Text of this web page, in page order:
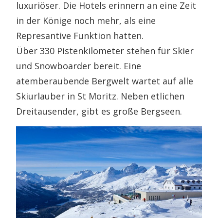
luxuriöser. Die Hotels erinnern an eine Zeit
in der Könige noch mehr, als eine
Represantive Funktion hatten.
Über 330 Pistenkilometer stehen für Skier
und Snowboarder bereit. Eine
atemberaubende Bergwelt wartet auf alle
Skiurlauber in St Moritz. Neben etlichen
Dreitausender, gibt es große Bergseen.